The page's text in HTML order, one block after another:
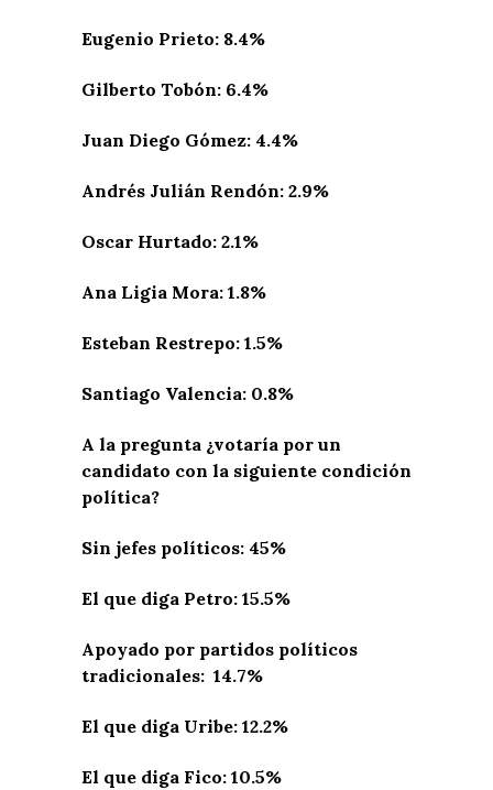
Eugenio Prieto: 8.4%
Gilberto Tobón: 6.4%
Juan Diego Gómez: 4.4%
Andrés Julián Rendón: 2.9%
Oscar Hurtado: 2.1%
Ana Ligia Mora: 1.8%
Esteban Restrepo: 1.5%
Santiago Valencia: 0.8%
A la pregunta ¿votaría por un
candidato con la siguiente condición
política?
Sin jefes políticos: 45%
El que diga Petro: 15.5%
Apoyado por partidos políticos
tradicionales: 14.7%
El que diga Uribe: 12.2%
El que diga Fico: 10.5%